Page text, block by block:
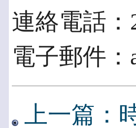
連絡電話：
電子郵件：
上一篇：